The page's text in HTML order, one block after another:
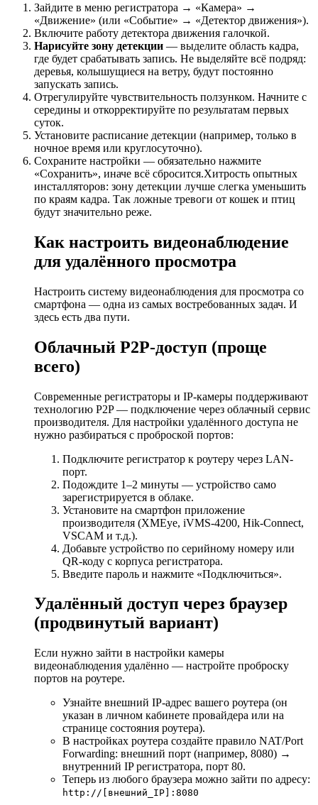
Зайдите в меню регистратора → «Камера» →
«Движение» (или «Событие» → «Детектор движения»).
Включите работу детектора движения галочкой.
Нарисуйте зону детекции — выделите область кадра,
где будет срабатывать запись. Не выделяйте всё подряд:
деревья, колышущиеся на ветру, будут постоянно
запускать запись.
Отрегулируйте чувствительность ползунком. Начните с
середины и откорректируйте по результатам первых
суток.
Установите расписание детекции (например, только в
ночное время или круглосуточно).
Сохраните настройки — обязательно нажмите
«Сохранить», иначе всё сбросится.Хитрость опытных
инсталляторов: зону детекции лучше слегка уменьшить
по краям кадра. Так ложные тревоги от кошек и птиц
будут значительно реже.
Как настроить видеонаблюдение
для удалённого просмотра
Настроить систему видеонаблюдения для просмотра со
смартфона — одна из самых востребованных задач. И
здесь есть два пути.
Облачный P2P-доступ (проще
всего)
Современные регистраторы и IP-камеры поддерживают
технологию P2P — подключение через облачный сервис
производителя. Для настройки удалённого доступа не
нужно разбираться с проброской портов:
Подключите регистратор к роутеру через LAN-
порт.
Подождите 1–2 минуты — устройство само
зарегистрируется в облаке.
Установите на смартфон приложение
производителя (XMEye, iVMS-4200, Hik-Connect,
VSCAM и т.д.).
Добавьте устройство по серийному номеру или
QR-коду с корпуса регистратора.
Введите пароль и нажмите «Подключиться».
Удалённый доступ через браузер
(продвинутый вариант)
Если нужно зайти в настройки камеры
видеонаблюдения удалённо — настройте проброску
портов на роутере.
Узнайте внешний IP-адрес вашего роутера (он
указан в личном кабинете провайдера или на
странице состояния роутера).
В настройках роутера создайте правило NAT/Port
Forwarding: внешний порт (например, 8080) →
внутренний IP регистратора, порт 80.
Теперь из любого браузера можно зайти по адресу:
http://[внешний_IP]:8080